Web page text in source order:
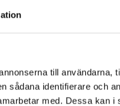
till användarna,
sådana identifierare och
med. Dessa kan i